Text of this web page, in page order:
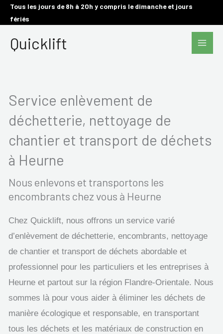
AllerTous les jours de 8h à 20h y compris le dimanche et jours
fériés
Quicklift
Main
Service enlèvement de
déchetterie, nettoyage de
chantier et transport de déchets
à Heurne
Nous enlevons et transportons les
encombrants chez vous à Heurne
Chez Quicklift, nous offrons un service varié
d’enlèvement de déchetterie, encombrants, nettoyage
de chantier et transport de déchets abordable et
professionnel pour les particuliers et les entreprises à
Heurne et partout sur la région Flandre-Orientale. Nous
sommes là pour vous aider à éliminer les déchets de
manière écologique et responsable, en transportant
tous les déchets et les matériaux de construction en